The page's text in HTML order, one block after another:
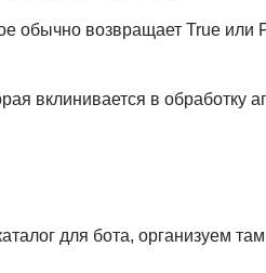
обычно возвращает True или
вклинивается в обработку
для бота, организуем